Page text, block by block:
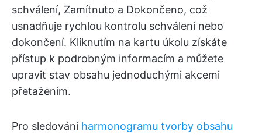
schválení, Zamítnuto a Dokončeno, což
usnadňuje rychlou kontrolu schválení nebo
dokončení. Kliknutím na kartu úkolu získáte
přístup k podrobným informacím a můžete
upravit stav obsahu jednoduchými akcemi
přetažením.
Pro sledování harmonogramu tvorby obsahu